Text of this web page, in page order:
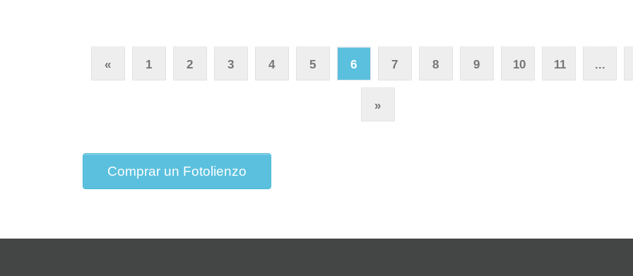
« 1 2 3 4 5 6 7 8 9 10 11 ...
»
Comprar un Fotolienzo